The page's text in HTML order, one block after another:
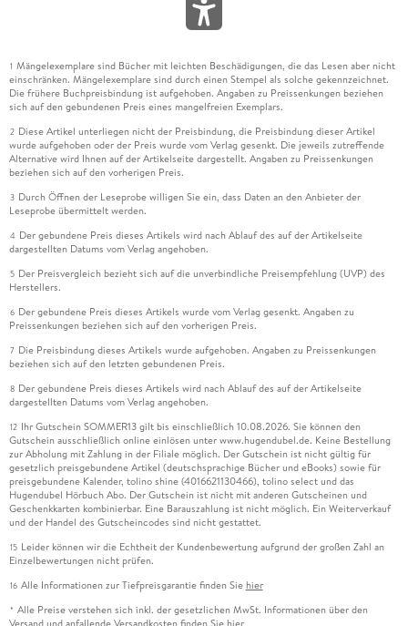
1 Mängelexemplare sind Bücher mit leichten Beschädigungen, die das Lesen aber nicht
einschränken. Mängelexemplare sind durch einen Stempel als solche gekennzeichnet.
Die frühere Buchpreisbindung ist aufgehoben. Angaben zu Preissenkungen beziehen
sich auf den gebundenen Preis eines mangelfreien Exemplars.
2 Diese Artikel unterliegen nicht der Preisbindung, die Preisbindung dieser Artikel
wurde aufgehoben oder der Preis wurde vom Verlag gesenkt. Die jeweils zutreffende
Alternative wird Ihnen auf der Artikelseite dargestellt. Angaben zu Preissenkungen
beziehen sich auf den vorherigen Preis.
3 Durch Öffnen der Leseprobe willigen Sie ein, dass Daten an den Anbieter der
Leseprobe übermittelt werden.
4 Der gebundene Preis dieses Artikels wird nach Ablauf des auf der Artikelseite
dargestellten Datums vom Verlag angehoben.
5 Der Preisvergleich bezieht sich auf die unverbindliche Preisempfehlung (UVP) des
Herstellers.
6 Der gebundene Preis dieses Artikels wurde vom Verlag gesenkt. Angaben zu
Preissenkungen beziehen sich auf den vorherigen Preis.
7 Die Preisbindung dieses Artikels wurde aufgehoben. Angaben zu Preissenkungen
beziehen sich auf den letzten gebundenen Preis.
8 Der gebundene Preis dieses Artikels wird nach Ablauf des auf der Artikelseite
dargestellten Datums vom Verlag angehoben.
12 Ihr Gutschein SOMMER13 gilt bis einschließlich 10.08.2026. Sie können den
Gutschein ausschließlich online einlösen unter www.hugendubel.de. Keine Bestellung
zur Abholung mit Zahlung in der Filiale möglich. Der Gutschein ist nicht gültig für
gesetzlich preisgebundene Artikel (deutschsprachige Bücher und eBooks) sowie für
preisgebundene Kalender, tolino shine (4016621130466), tolino select und das
Hugendubel Hörbuch Abo. Der Gutschein ist nicht mit anderen Gutscheinen und
Geschenkkarten kombinierbar. Eine Barauszahlung ist nicht möglich. Ein Weiterverkauf
und der Handel des Gutscheincodes sind nicht gestattet.
15 Leider können wir die Echtheit der Kundenbewertung aufgrund der großen Zahl an
Einzelbewertungen nicht prüfen.
16 Alle Informationen zur Tiefpreisgarantie finden Sie hier
* Alle Preise verstehen sich inkl. der gesetzlichen MwSt. Informationen über den
Versand und anfallende Versandkosten finden Sie hier